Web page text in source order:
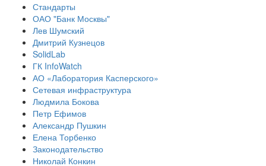
Стандарты
ОАО "Банк Москвы"
Лев Шумский
Дмитрий Кузнецов
SolidLab
ГК InfoWatch
АО «Лаборатория Касперского»
Сетевая инфраструктура
Людмила Бокова
Петр Ефимов
Александр Пушкин
Елена Торбенко
Законодательство
Николай Конкин